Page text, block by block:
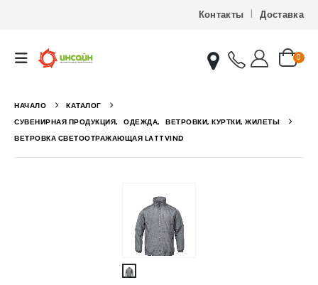
Контакты Доставка
0
НАЧАЛО
КАТАЛОГ
СУВЕНИРНАЯ ПРОДУКЦИЯ, ОДЕЖДА, ВЕТРОВКИ, КУРТКИ, ЖИЛЕТЫ
ВЕТРОВКА СВЕТООТРАЖАЮЩАЯ LATTVIND